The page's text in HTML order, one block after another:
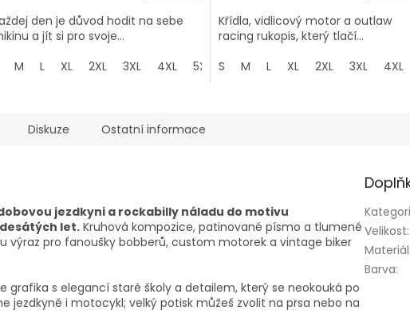
den je důvod hodit na sebe
a jít si pro svoje...
M L XL 2XL 3XL 4XL 5XL
Křídla, vidlicový motor a outlaw
racing rukopis, který tlačí...
S
M L XL 2XL 3XL 4XL
Diskuze Ostatní informace
jezdkyni a rockabilly náladu do motivu
let.Kruhová kompozice, patinované písmo a tlumené
výraz pro fanoušky bobberů, custom motorek a vintage biker
grafika s elegancí staré školy a detailem, který se neokouká po
jezdkyně i motocykl; velký potisk můžeš zvolit na prsa nebo na
Velikost:
Materiál
Barva: